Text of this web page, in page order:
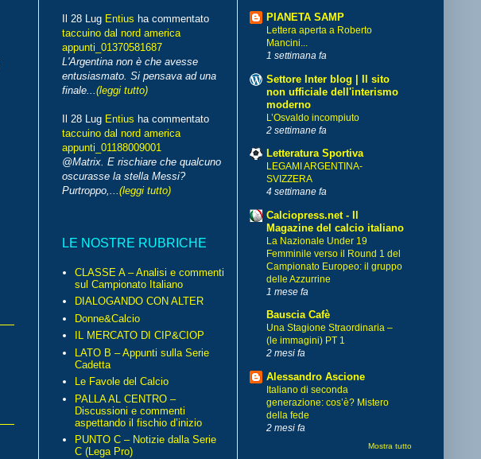
Il 28 Lug Entius ha commentato
taccuino dal nord america
appunti_01370581687
L'Argentina non è che avesse
entusiasmato. Si pensava ad una
finale...(leggi tutto)
Il 28 Lug Entius ha commentato
taccuino dal nord america
appunti_01188009001
@Matrix. E rischiare che qualcuno
oscurasse la stella Messi?
Purtroppo,...(leggi tutto)
LE NOSTRE RUBRICHE
CLASSE A – Analisi e commenti
sul Campionato Italiano
DIALOGANDO CON ALTER
Donne&Calcio
IL MERCATO DI CIP&CIOP
LATO B – Appunti sulla Serie
Cadetta
Le Favole del Calcio
PALLA AL CENTRO –
Discussioni e commenti
aspettando il fischio d’inizio
PUNTO C – Notizie dalla Serie
C (Lega Pro)
PIANETA SAMP
Lettera aperta a Roberto
Mancini...
1 settimana fa
Settore Inter blog | Il sito
non ufficiale dell'interismo
moderno
L’Osvaldo incompiuto
2 settimane fa
Letteratura Sportiva
LEGAMI ARGENTINA-
SVIZZERA
4 settimane fa
Calciopress.net - Il
Magazine del calcio italiano
La Nazionale Under 19
Femminile verso il Round 1 del
Campionato Europeo: il gruppo
delle Azzurrine
1 mese fa
Bauscia Cafè
Una Stagione Straordinaria –
(le immagini) PT 1
2 mesi fa
Alessandro Ascione
Italiano di seconda
generazione: cos’è? Mistero
della fede
2 mesi fa
Mostra tutto